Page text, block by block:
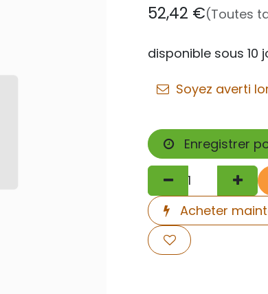
52,42 €(Toutes
disponible sous 10
Soyez averti
Enregistrer
Acheter